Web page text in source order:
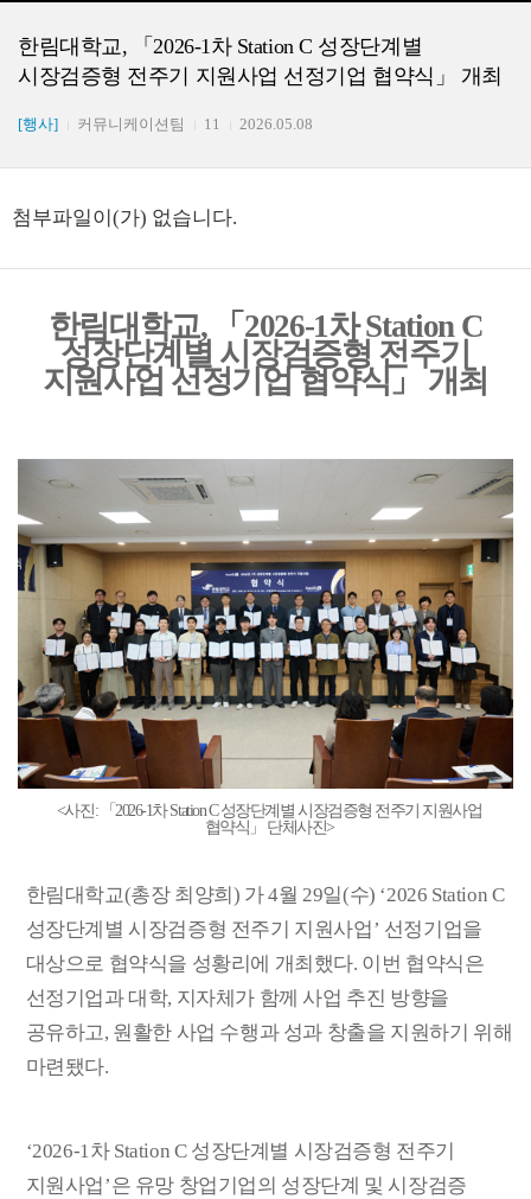
한림대학교, 「2026-1차 Station C 성장단계별
시장검증형 전주기 지원사업 선정기업 협약식」 개최
[행사] 커뮤니케이션팀 11 2026.05.08
첨부파일이(가) 없습니다.
한림대학교, 「 2026-1차Station C
성장단계별 시장검증형 전주기
지원사업 선정기업 협약식」개최
<사진: 「2026-1차Station C성장단계별 시장검증형 전주기 지원사업
협약식 」 단체사진>
한림대학교(총장 최양희 ) 가4월29일(수) ‘2026 Station C
성장단계별 시장검증형 전주기 지원사업’ 선정기업을
대상으로 협약식을 성황리에 개최했다. 이번 협약식은
선정기업과 대학, 지자체가 함께 사업 추진 방향을
공유하고, 원활한 사업 수행과 성과 창출을 지원하기 위해
마련됐다.
‘2026-1차 Station C 성장단계별 시장검증형 전주기
지원사업’은 유망 창업기업의 성장단계 및 시장검증